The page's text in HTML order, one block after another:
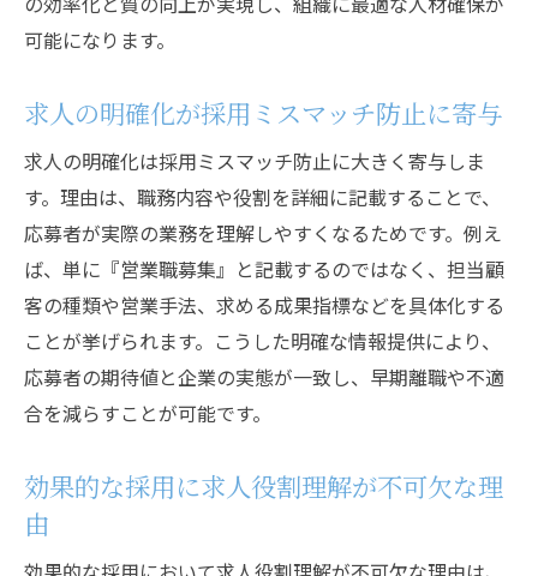
求人活動における役割理解の本質を考える
曖昧な役割が招く採用リスクと対策
求人で役割が曖昧な場合の採用リスク例
採用効果低下を防ぐ役割明確化の重要性
役割分担が曖昧だと起こる問題点を解説
求人時の失敗例から学ぶ役割リスク対策
採用活動における役割不明のデメリットと
は
求人の曖昧さを解消し採用効果を上げる方
法
求人時に役割を明確化する方法を解説
可能になります。
求人の明確化が採用ミスマッチ防止に寄与
求人の明確化は採用ミスマッチ防止に大きく寄与しま
す。理由は、職務内容や役割を詳細に記載することで、
応募者が実際の業務を理解しやすくなるためです。例え
ば、単に『営業職募集』と記載するのではなく、担当顧
客の種類や営業手法、求める成果指標などを具体化する
ことが挙げられます。こうした明確な情報提供により、
応募者の期待値と企業の実態が一致し、早期離職や不適
合を減らすことが可能です。
効果的な採用に求人役割理解が不可欠な理
由